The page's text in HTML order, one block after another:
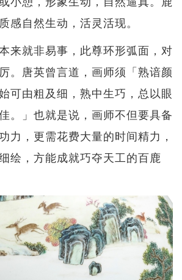
感自然生动，活灵活现。
来就非易事，此尊环形弧面，对
。唐英曾言道，画师须「熟谙颜
可由粗及细，熟中生巧，总以眼
。」也就是说，画师不但要具备
力，更需花费大量的时间精力，
绘，方能成就巧夺天工的百鹿